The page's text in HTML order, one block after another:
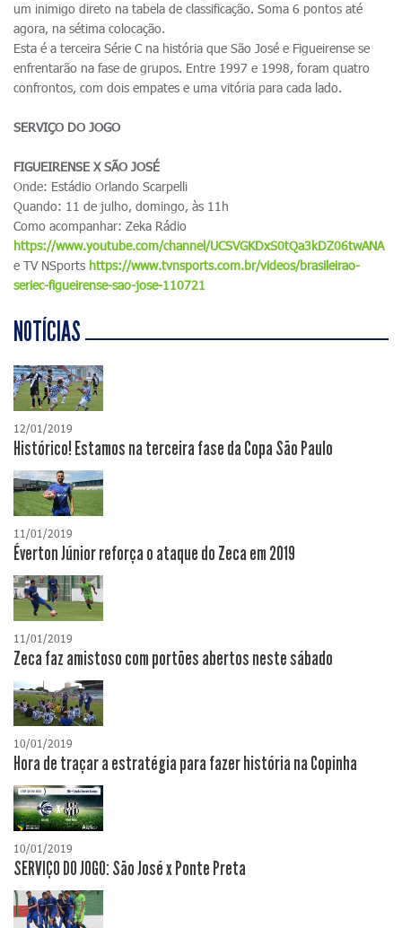
um inimigo direto na tabela de classificação. Soma 6 pontos até
agora, na sétima colocação.
Esta é a terceira Série C na história que São José e Figueirense se
enfrentarão na fase de grupos. Entre 1997 e 1998, foram quatro
confrontos, com dois empates e uma vitória para cada lado.
SERVIÇO DO JOGO
FIGUEIRENSE X SÃO JOSÉ
Onde: Estádio Orlando Scarpelli
Quando: 11 de julho, domingo, às 11h
Como acompanhar: Zeka Rádio
https://www.youtube.com/channel/UCSVGKDxS0tQa3kDZ06twANA
e TV NSports https://www.tvnsports.com.br/videos/brasileirao-
seriec-figueirense-sao-jose-110721
NOTÍCIAS
12/01/2019
Histórico! Estamos na terceira fase da Copa São Paulo
11/01/2019
Éverton Júnior reforça o ataque do Zeca em 2019
11/01/2019
Zeca faz amistoso com portões abertos neste sábado
10/01/2019
Hora de traçar a estratégia para fazer história na Copinha
10/01/2019
SERVIÇO DO JOGO: São José x Ponte Preta